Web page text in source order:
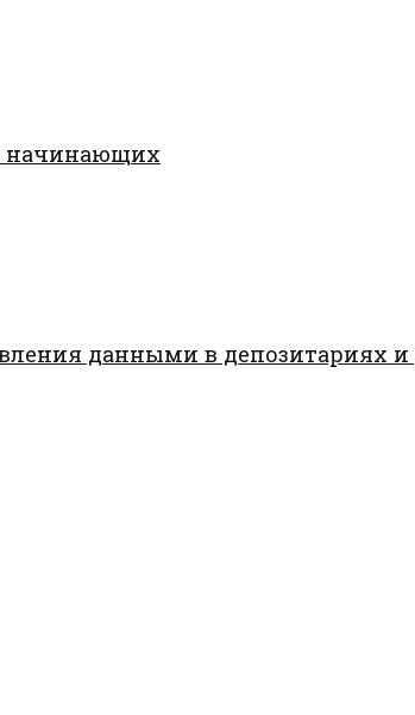
начинающих
данными в депозитариях